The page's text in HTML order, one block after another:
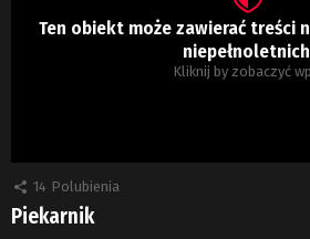
Ten obiekt może zawierać treści
Kliknij by zobaczyć
14 Polubienia
Piekarnik